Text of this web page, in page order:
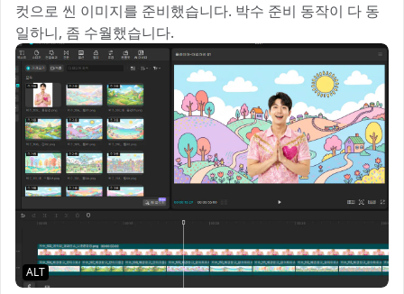
컷으로 씬 이미지를 준비했습니다. 박수 준비 동작이 다 동
일하니, 좀 수월했습니다.
ALT